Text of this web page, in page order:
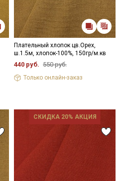
Плательный хлопок цв.Орех,
ш.1.5м, хлопок-100%, 150гр/м.кв
440 руб. 550 руб.
Только онлайн-заказ
СКИДКА 20% АКЦИЯ